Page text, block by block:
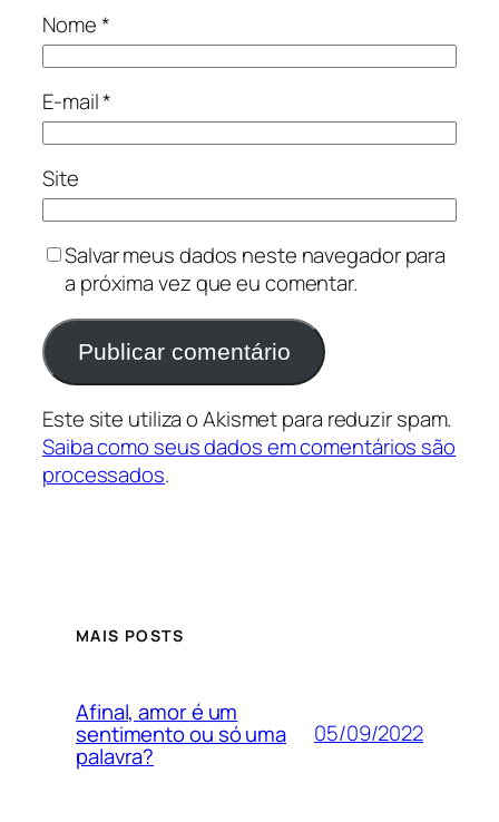
Nome*
E-mail*
Site
Salvar meus dados neste navegador para
a próxima vez que eu comentar.
Este site utiliza o Akismet para reduzir spam.
Saiba como seus dados em comentários são
processados.
MAIS POSTS
Afinal, amor é um
sentimento ou só uma
palavra?
05/09/2022